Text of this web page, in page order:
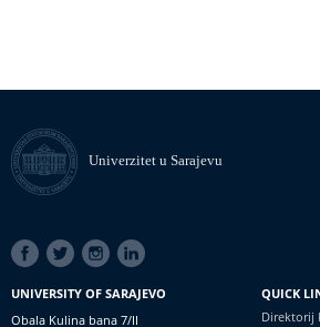
Univerzitet u Sarajevu
SOCIAL
LINKS
UNIVERSITY OF SARAJEVO
Obala Kulina bana 7/II
QUICK
Direktorij